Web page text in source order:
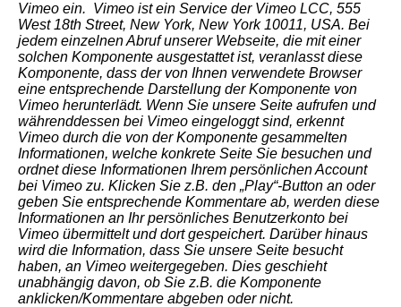
Vimeo ein. Vimeo ist ein Service der Vimeo LCC, 555
West 18th Street, New York, New York 10011, USA. Bei
jedem einzelnen Abruf unserer Webseite, die mit einer
solchen Komponente ausgestattet ist, veranlasst diese
Komponente, dass der von Ihnen verwendete Browser
eine entsprechende Darstellung der Komponente von
Vimeo herunterlädt. Wenn Sie unsere Seite aufrufen und
währenddessen bei Vimeo eingeloggt sind, erkennt
Vimeo durch die von der Komponente gesammelten
Informationen, welche konkrete Seite Sie besuchen und
ordnet diese Informationen Ihrem persönlichen Account
bei Vimeo zu. Klicken Sie z.B. den „Play“-Button an oder
geben Sie entsprechende Kommentare ab, werden diese
Informationen an Ihr persönliches Benutzerkonto bei
Vimeo übermittelt und dort gespeichert. Darüber hinaus
wird die Information, dass Sie unsere Seite besucht
haben, an Vimeo weitergegeben. Dies geschieht
unabhängig davon, ob Sie z.B. die Komponente
anklicken/Kommentare abgeben oder nicht.